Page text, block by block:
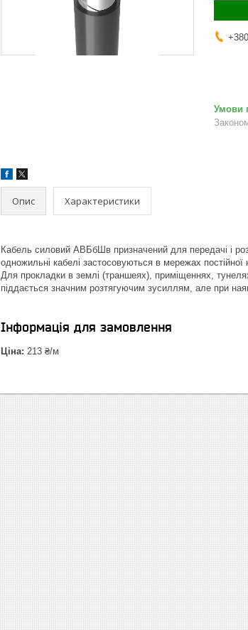
Опис Характеристики
Кабель силовий АВБбШв призначений для передачі і
одножильні кабелі застосовуються в мережах постійної
Для прокладки в землі (траншеях), приміщеннях,
піддається значним розтягуючим зусиллям, але при
Інформація для замовлення
Ціна: 213 ₴/м